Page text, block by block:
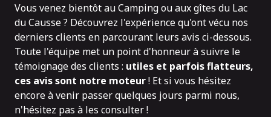
Vous venez bientôt au Camping ou aux gîtes du Lac
du Causse ? Découvrez l'expérience qu'ont vécu nos
derniers clients en parcourant leurs avis ci-dessous.
Toute l'équipe met un point d'honneur à suivre le
témoignage des clients : utiles et parfois flatteurs,
ces avis sont notre moteur! Et si vous hésitez
encore à venir passer quelques jours parmi nous,
n'hésitez pas à les consulter !